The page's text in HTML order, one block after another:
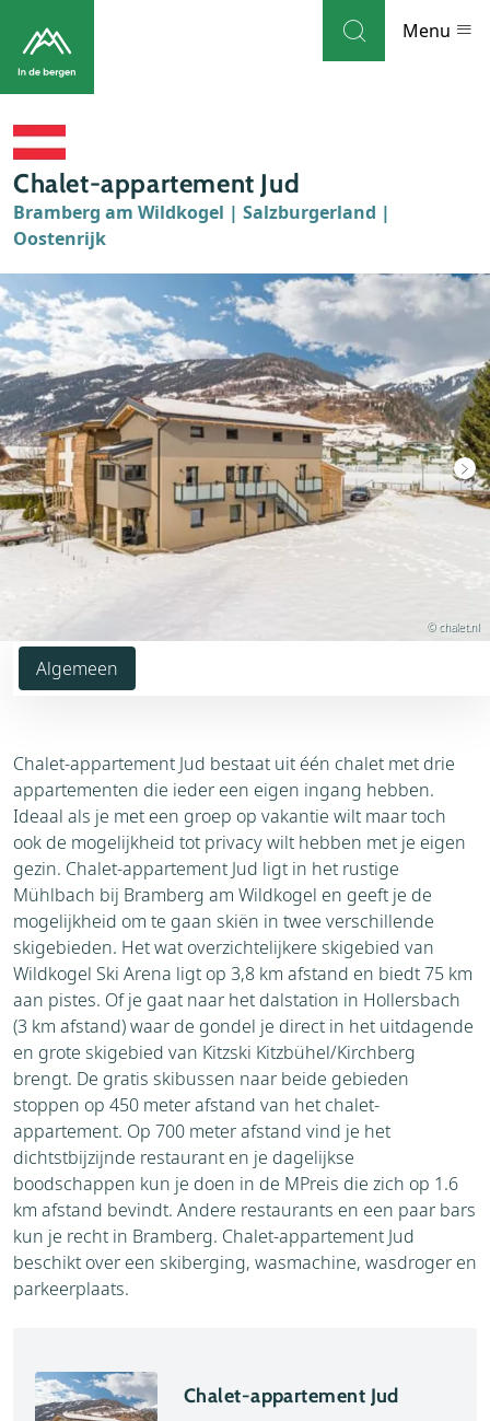
Menu
Bestemmingen
Weblog
Thema's
Bezienswaardigheden
Tips
Chalet-appartement Jud
Bramberg am Wildkogel | Salzburgerland |
Oostenrijk
Algemeen
© chalet.nl
Chalet-appartement Jud bestaat uit één chalet met drie
appartementen die ieder een eigen ingang hebben.
Ideaal als je met een groep op vakantie wilt maar toch
ook de mogelijkheid tot privacy wilt hebben met je eigen
gezin. Chalet-appartement Jud ligt in het rustige
Mühlbach bij Bramberg am Wildkogel en geeft je de
mogelijkheid om te gaan skiën in twee verschillende
skigebieden. Het wat overzichtelijkere skigebied van
Wildkogel Ski Arena ligt op 3,8 km afstand en biedt 75 km
aan pistes. Of je gaat naar het dalstation in Hollersbach
(3 km afstand) waar de gondel je direct in het uitdagende
en grote skigebied van Kitzski Kitzbühel/Kirchberg
brengt. De gratis skibussen naar beide gebieden
stoppen op 450 meter afstand van het chalet-
appartement. Op 700 meter afstand vind je het
dichtstbijzijnde restaurant en je dagelijkse
boodschappen kun je doen in de MPreis die zich op 1.6
km afstand bevindt. Andere restaurants en een paar bars
kun je recht in Bramberg. Chalet-appartement Jud
beschikt over een skiberging, wasmachine, wasdroger en
parkeerplaats.
Chalet-appartement Jud